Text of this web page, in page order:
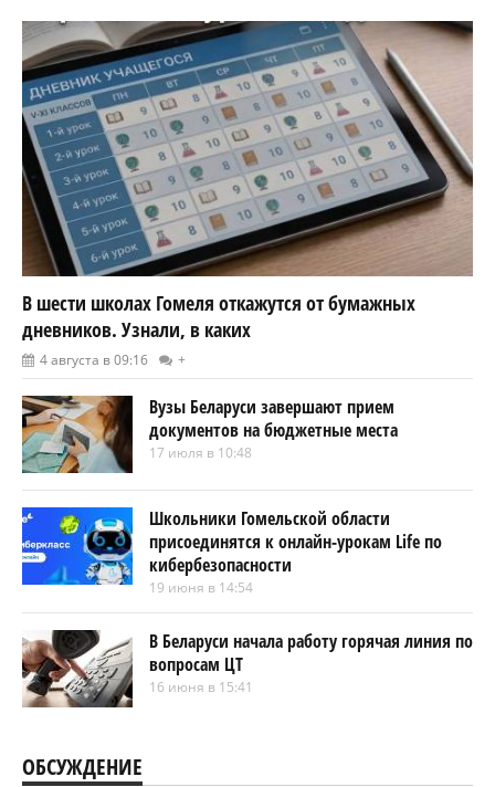
В шести школах Гомеля откажутся от бумажных
дневников. Узнали, в каких
4 августа в 09:16 +
Вузы Беларуси завершают прием
документов на бюджетные места
17 июля в 10:48
Школьники Гомельской области
присоединятся к онлайн-урокам Life по
кибербезопасности
19 июня в 14:54
В Беларуси начала работу горячая линия по
вопросам ЦТ
16 июня в 15:41
ОБСУЖДЕНИЕ